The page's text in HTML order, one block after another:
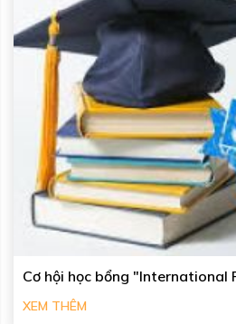
Cơ hội học bổng "International
XEM THÊM